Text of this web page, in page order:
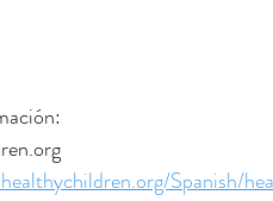
Spanish/